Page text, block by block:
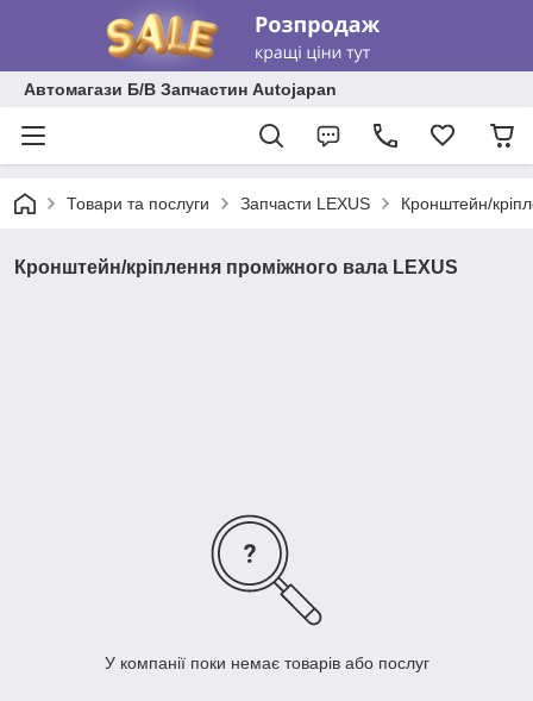
Автомагази Б/В Запчастин Autojapan
Товари та послуги Запчасти LEXUS Кронштейн/
Кронштейн/кріплення проміжного вала LEXUS
У компанії поки немає товарів або послуг